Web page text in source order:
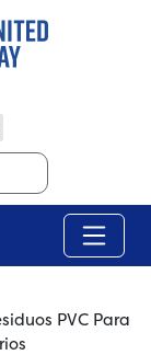
PVC Para